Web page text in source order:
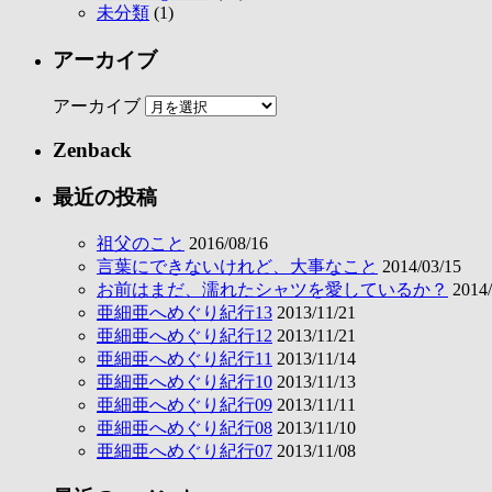
未分類 (1)
アーカイブ
アーカイブ
Zenback
最近の投稿
祖父のこと 2016/08/16
言葉にできないけれど、大事なこと 2014/03/15
お前はまだ、濡れたシャツを愛しているか？
亜細亜へめぐり紀行13 2013/11/21
亜細亜へめぐり紀行12 2013/11/21
亜細亜へめぐり紀行11 2013/11/14
亜細亜へめぐり紀行10 2013/11/13
亜細亜へめぐり紀行09 2013/11/11
亜細亜へめぐり紀行08 2013/11/10
亜細亜へめぐり紀行07 2013/11/08